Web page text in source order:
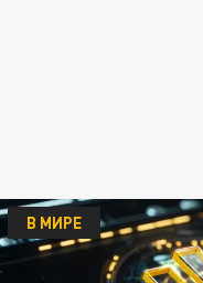
В МИРЕ